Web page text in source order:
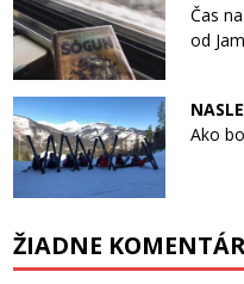
Čas
od
Ako
ŽIADNE